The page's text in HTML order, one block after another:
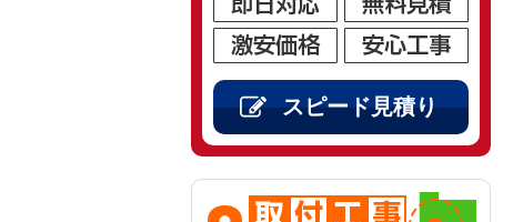
スピード見積り